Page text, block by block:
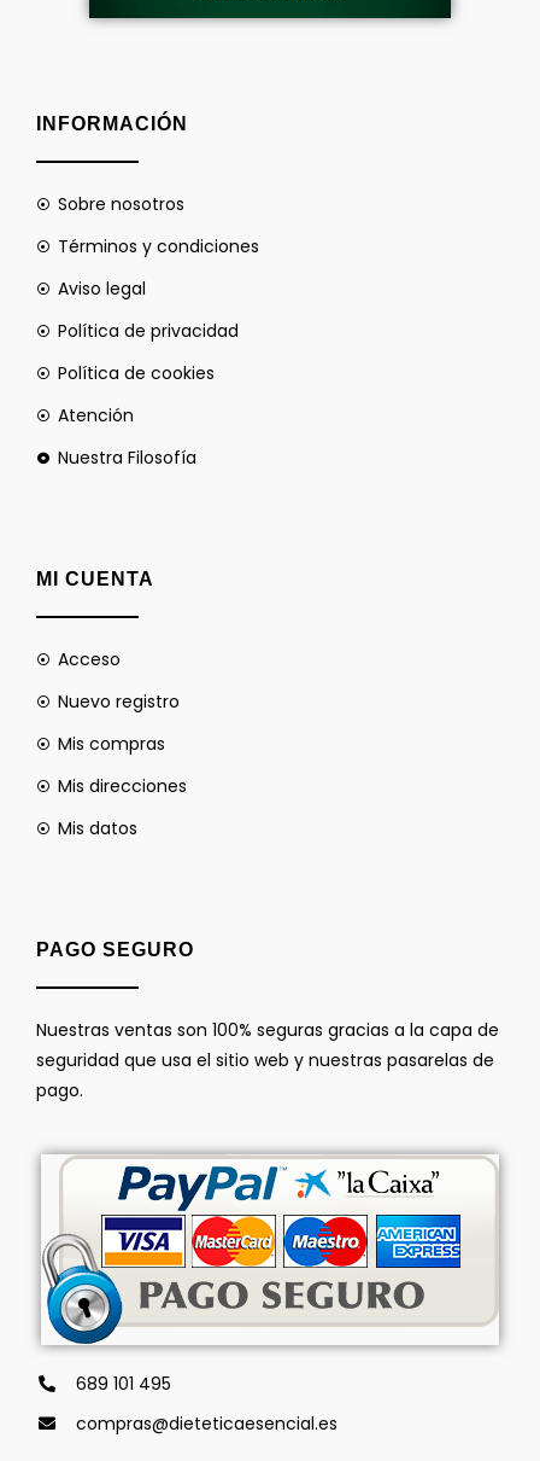
INFORMACIÓN
Sobre nosotros
Términos y condiciones
Aviso legal
Política de privacidad
Política de cookies
Atención
Nuestra Filosofía
MI CUENTA
Acceso
Nuevo registro
Mis compras
Mis direcciones
Mis datos
PAGO SEGURO
Nuestras ventas son 100% seguras gracias a la capa de
seguridad que usa el sitio web y nuestras pasarelas de
pago.
689 101 495
compras@dieteticaesencial.es